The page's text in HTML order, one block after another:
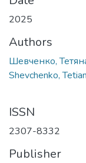
2025
Authors
Шевченко,
Shevchenko,
ISSN
2307-8332
Publisher